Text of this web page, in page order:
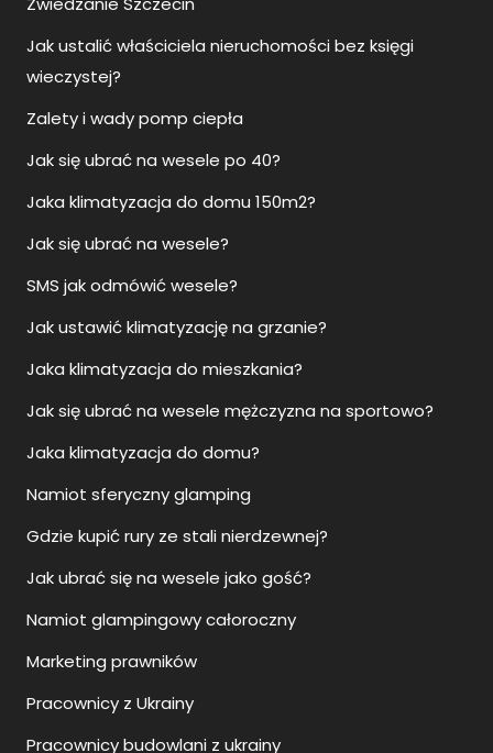
Jak ustalić właściciela nieruchomości bez księgi
wieczystej?
Zalety i wady pomp ciepła
Jak się ubrać na wesele po 40?
Jaka klimatyzacja do domu 150m2?
Jak się ubrać na wesele?
SMS jak odmówić wesele?
Jak ustawić klimatyzację na grzanie?
Jaka klimatyzacja do mieszkania?
Jak się ubrać na wesele mężczyzna na sportowo?
Jaka klimatyzacja do domu?
Namiot sferyczny glamping
Gdzie kupić rury ze stali nierdzewnej?
Jak ubrać się na wesele jako gość?
Namiot glampingowy całoroczny
Marketing prawników
Pracownicy z Ukrainy
Pracownicy budowlani z ukrainy